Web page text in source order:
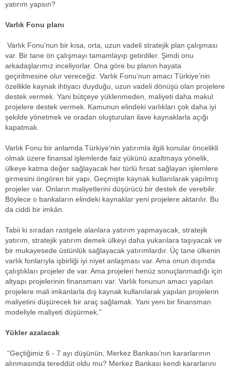
yatırım yapsın?
Varlık Fonu planı
Varlık Fonu’nun bir kısa, orta, uzun vadeli stratejik plan çalışması
var. Bir tane ön çalışmayı tamamlayıp getirdiler. Şimdi onu
arkadaşlarımız inceliyorlar. Ona göre bu planın hayata
geçirilmesine olur vereceğiz. Varlık Fonu’nun amacı Türkiye’nin
özellikle kaynak ihtiyacı duyduğu, uzun vadeli dönüşü olan projelere
destek vermek. Yani bütçeye yüklenmeden, maliyeti daha makul
projelere destek vermek. Kamunun elindeki varlıkları çok daha iyi
şekilde yönetmek ve oradan oluşturulan ilave kaynaklarla açığı
kapatmak.
Varlık Fonu bir anlamda Türkiye’nin yatırımla ilgili konular öncelikli
olmak üzere finansal işlemlerde faiz yükünü azaltmaya yönelik,
ülkeye katma değer sağlayacak her türlü fırsat sağlayan işlemlere
girmesini öngören bir yapı. Geçmişte kaynak kullanılarak yapılmış
projeler var. Onların maliyetlerini düşürücü bir destek de verebilir.
Böylece o bankaların elindeki kaynaklar yeni projelere aktarılır. Bu
da ciddi bir imkân.
Tabii ki sıradan rastgele alanlara yatırım yapmayacak, stratejik
yatırım, stratejik yatırım demek ülkeyi daha yukarılara taşıyacak ve
bir mukayesede üstünlük sağlayacak yatırımlardır. Üç tane ülkenin
varlık fonlarıyla işbirliği iyi niyet anlaşması var. Ama onun dışında
çalıştıkları projeler de var. Ama projeleri henüz sonuçlanmadığı için
altyapı projelerinin finansmanı var. Varlık fonunun amacı yapılan
projelere mali imkanlarla dış kaynak kullanılarak yapılan projelerin
maliyetini düşürecek bir araç sağlamak. Yani yeni bir finansman
modeliyle maliyeti düşürmek.”
Yükler azalacak
“Geçtiğimiz 6 - 7 ayı düşünün, Merkez Bankası’nın kararlarının
alınmasında tereddüt oldu mu? Merkez Bankası kendi kararlarını